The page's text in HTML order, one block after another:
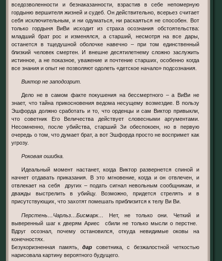
вседозволенности и безнаказанности, взрастив в себе непомерную
гордыню вершителя жизней и судеб. Он действительно, всерьез считает
себя исключительным, и ни одуматься, ни раскаяться не способен. Вот
только гордыня ВиВи исходит из страха осознания обстоятельства:
младший брат рос и изменялся, а старший, несмотря на все дары,
останется в тщедушной оболочке навечно – при том единственный
близкий человек смертен. И внешне десятилетнему сложно заслужить
истинное, а не показное, уважение и почтение старших, особенно когда
все знания и опыт не позволяют одолеть «детское начало» подсознания.
Виктор не заподозрит.
Дело не в самом факте покушения на бессмертного – а ВиВи не
знает, что тайна прикосновения ведома несущему возмездие. В пользу
Эшфорда должно сработать и то, что орденцы и сам Виктор привыкли,
что советник Его Величества действует словесными аргументами.
Несомненно, после убийства, старший Зи обеспокоен, но в первую
очередь о том, что думает брат, а вот Эшфорда просто не воспримет как
угрозу.
Роковая ошибка.
Идеальный момент настанет, когда Виктор развернется спиной и
начнет отдавать приказания. В это мгновение, когда и он отвлечен, и
отвлекает на себя других – подать сигнал невольным сообщникам, и
дважды выстрелить в убийцу. Возможно, придется стрелять и в
присутствующих, что захотят помешать приблизится к телу Ви Ви.
Перстень…Чарльз…Бисмарк…
Нет, не только они. Четкий и
выверенный шаг к дверям Ариес сбили не только мысли о перстне.
Вдруг осознал, почему остановился, откуда невидимые оковы на
конечностях.
Безукоризненная память,дар советника, с безжалостной четкостью
нарисовала картину вероятного будущего.